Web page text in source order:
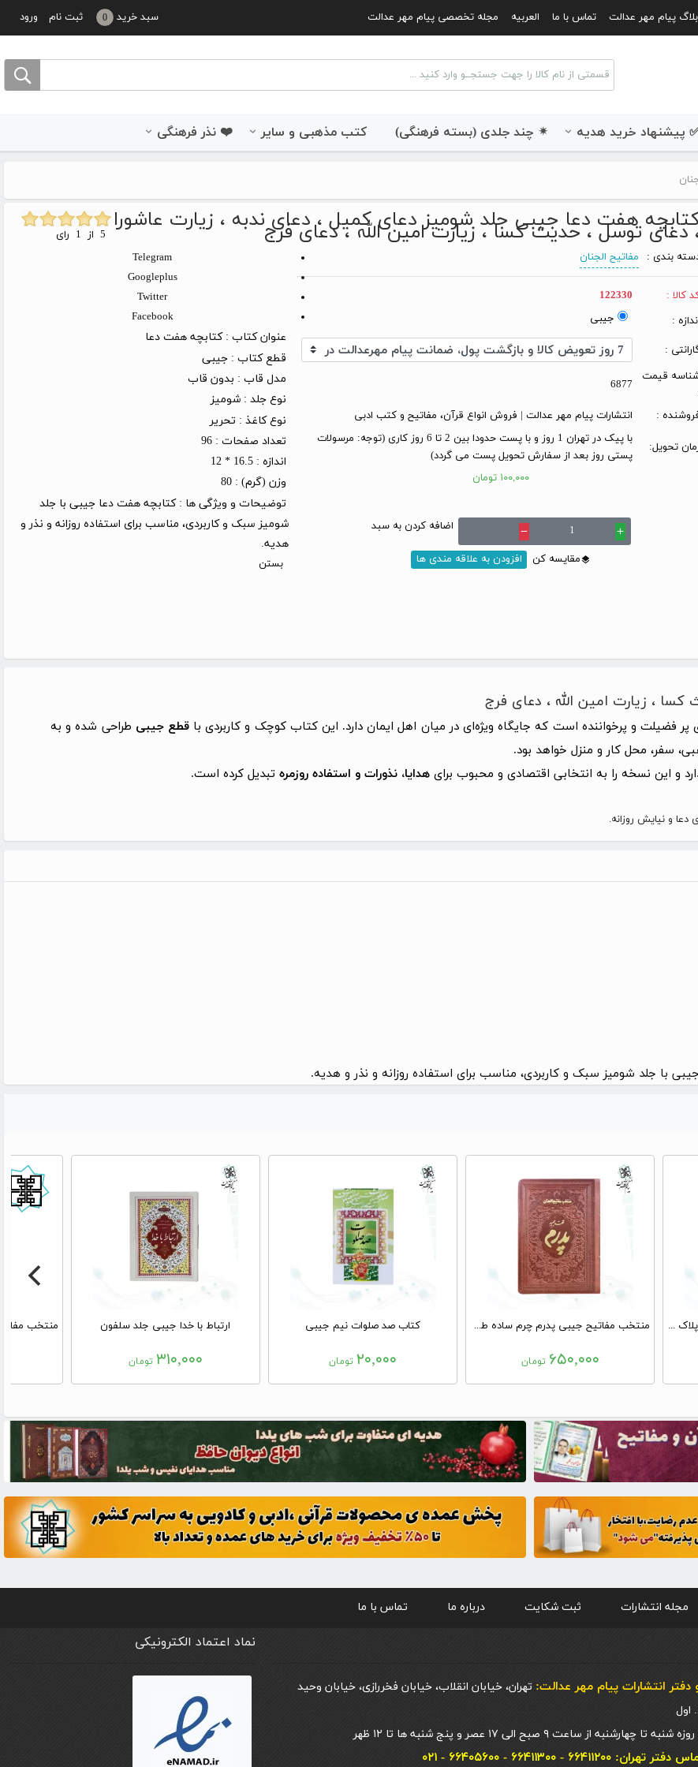
ورود ثبت نام سبد خرید 0 پیام مهر عدالت تماس با ما العربیه مجله تخصصی پیام مهر عدالت
پیشنهاد خرید هدیه ✴ چند جلدی (بسته فرهنگی) کتب مذهبی و سایر ❤️ نذر فرهنگی
هفت دعا جیبی جلد شومیز دعای کمیل ، دعای ندبه ، زیارت عاشورادعای توسل ، حدیث کسا ، زیارت امین الله ، دعای فرج
بندی :
مفاتیح الجنان
کالا :
122330
:
جیبی
:
قیمت
6877
: انتشارات پیام مهر عدالت | فروش انواع قرآن، مفاتیح و کتب ادبی
تحویل:
با پیک در تهران 1 روز و با پست حدودا بین 2 تا 6 روز کاری (توجه: مرسولات
پستی روز بعد از سفارش تحویل پست می گردد)
۱۰۰,۰۰۰ تومان
add
remove اضافه کردن به سبد
مقایسه کن افزودن به علاقه مندی ها
Telegram
Googleplus
Twitter
Facebook
عنوان کتاب :کتابچه هفت دعا
قطع کتاب :جیبی
مدل قاب : بدون قاب
نوع جلد :شومیز
نوع کاغذ : تحریر
تعداد صفحات :96
اندازه :16.5 * 12
وزن (گرم) :80
توضیحات و ویژگی ها :کتابچه هفت دعا جیبی با جلد
شومیز سبک و کاربردی، مناسب برای استفاده روزانه و نذر و
هدیه.
بستن
، زیارت امین الله ، دعای فرج
فضیلت و پرخواننده است که جایگاه ویژه‌ای در میان اهل ایمان دارد. این کتاب کوچک و کاربردی باقطع جیبی طراحی شده و به
سفر، محل کار و منزل خواهد بود.
و این نسخه را به انتخابی اقتصادی و محبوب برای هدایا، نذورات و استفاده روزمره تبدیل کرده است.
و نیایش روزانه.
با جلد شومیز سبک و کاربردی، مناسب برای استفاده روزانه و نذر و هدیه.
منتخب مفاتیح جیبی مادرم چرم با پلاک طلایی منتخب مفاتیح جیبی پدرم چرم ساده طلاکوب
۶۵۰,۰۰۰ تومان
کتاب صد صلوات نیم جیبی
۲۰,۰۰۰ تومان
ارتباط با خدا جیبی جلد سلفون
۳۱۰,۰۰۰ تومان
مجله انتشارات ثبت شکایت درباره ما تماس با ما
انتشارات پيام مهر عدالت: تهران، خیابان انقلاب، خیابان فخررازی، خیابان وحید
از ساعت ۹ صبح الی ۱۷ عصر و پنج شنبه ها تا ۱۲ ظهر
- ۶۶۴۱۱۳۰۰ - ۶۶۴۰۵۶۰۰ - ۰۲۱
نماد اعتماد الکترونیکی